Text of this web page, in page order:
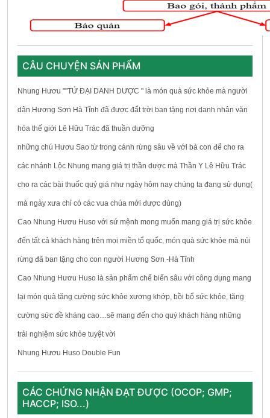
CÂU CHUYỆN SẢN PHẨM
Nhung Hươu ""TỨ ĐẠI DANH DƯỢC " là món quà sức khỏe mà người
dân Hương Sơn Hà Tĩnh đã được đất trời ban tặng nơi danh nhân văn
hóa thế giới Lê Hữu Trác đã thuần dưỡng
những chú Hươu Sao từ trong cánh rừng sâu về với bà con để cho ra
các nhánh Lộc Nhung mang giá trị thần dược mà Thần Y Lê Hữu Trác
cho ra các bài thuốc quý giá như ngày hôm nay chúng ta đang sử dụng(
mà ngày xưa chỉ có các vua chúa mới được dùng)
Cao Nhung Hươu Huso với sứ mệnh mong muốn mang giá trị sức khỏe
đến tất cả khách hàng trên mọi miền tổ quốc, món quà sức khỏe mà núi
rừng đã ban tặng cho con người Hương Sơn -Hà Tĩnh
Cao Nhung Hươu Huso là sản phẩm chế biến sâu với công dụng mang
lại món quà tăng cường sức khỏe xương khớp, bồi bổ sức khỏe, tăng
cường sức đề kháng cao…sẽ mang đến cho quý khách hàng những
trải nghiệm sức khỏe tuyệt vời
Nhung Hươu Huso Double Fun
CÁC CHỨNG NHẬN ĐẠT ĐƯỢC (OCOP; GMP;
HACCP; ISO...)